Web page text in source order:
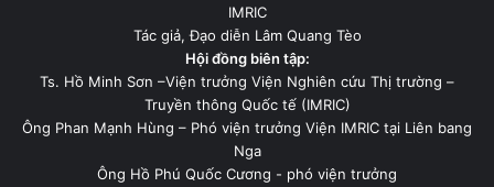
IMRIC
Tác giả, Đạo diễn Lâm Quang Tèo
Hội đồng biên tập:
Ts. Hồ Minh Sơn –Viện trưởng Viện Nghiên cứu Thị trường –
Truyền thông Quốc tế (IMRIC)
Ông Phan Mạnh Hùng – Phó viện trưởng Viện IMRIC tại Liên bang
Nga
Ông Hồ Phú Quốc Cương - phó viện trưởng